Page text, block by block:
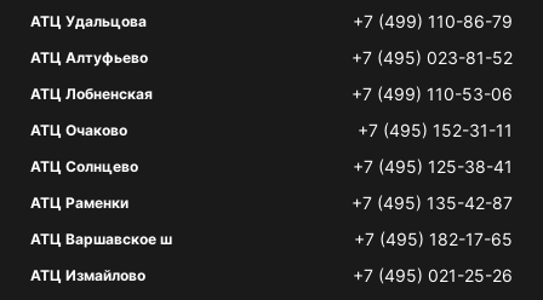
АТЦ Удальцова +7 (499) 110-86-79
АТЦ Алтуфьево +7 (495) 023-81-52
АТЦ Лобненская +7 (499) 110-53-06
АТЦ Очаково +7 (495) 152-31-11
АТЦ Солнцево +7 (495) 125-38-41
АТЦ Раменки +7 (495) 135-42-87
АТЦ Варшавское ш +7 (495) 182-17-65
АТЦ Измайлово +7 (495) 021-25-26